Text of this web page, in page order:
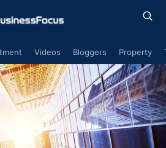
Videos Bloggers Property